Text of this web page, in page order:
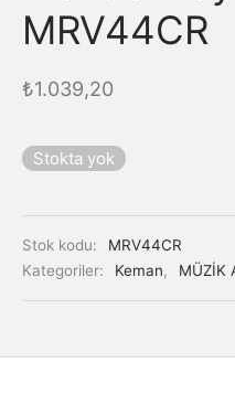
MRV44CR
₺1.039,20
Stokta yok
Stok kodu:
MRV44CR
Kategoriler:
Keman, MÜZİK